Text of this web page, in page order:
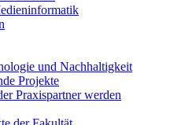
und Nachhaltigkeit
Projekte
Praxispartner werden